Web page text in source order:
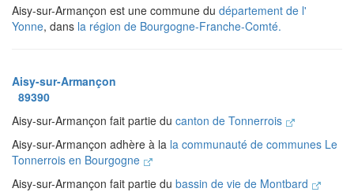
Aisy-sur-Armançon est une commune du département de l'
Yonne, dans la région de Bourgogne-Franche-Comté.
Aisy-sur-Armançon
89390
Aisy-sur-Armançon fait partie du canton de Tonnerrois
Aisy-sur-Armançon adhère à la la communauté de communes Le
Tonnerrois en Bourgogne
Aisy-sur-Armançon fait partie du bassin de vie de Montbard